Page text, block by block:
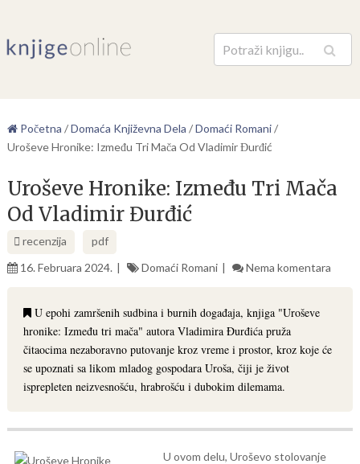
Pretraga
Početna /Domaća Književna Dela /Domaći Romani/
Uroševe Hronike: Između Tri Mača Od Vladimir Đurđić
Uroševe Hronike: Između Tri Mača
Od Vladimir Đurđić
recenzija
pdf
16. Februara 2024.
Domaći Romani Nema komentara
U epohi zamršenih sudbina i burnih događaja, knjiga "Uroševe
hronike: Između tri mača" autora Vladimira Đurđića pruža
čitaocima nezaboravno putovanje kroz vreme i prostor, kroz koje će
se upoznati sa likom mladog gospodara Uroša, čiji je život
isprepleten neizvesnošću, hrabrošću i dubokim dilemama.
U ovom delu, Uroševo stolovanje